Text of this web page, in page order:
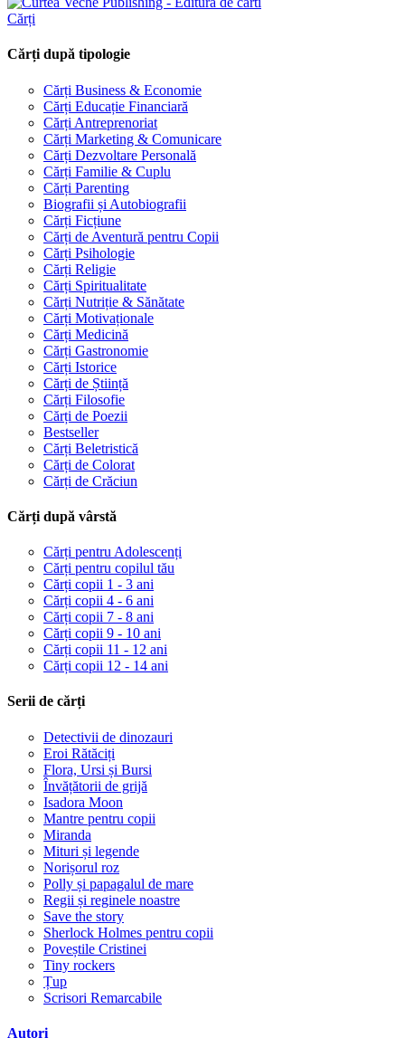
Cărți
Cărți după tipologie
Cărți Business & Economie
Cărți Educație Financiară
Cărți Antreprenoriat
Cărți Marketing & Comunicare
Cărți Dezvoltare Personală
Cărți Familie & Cuplu
Cărți Parenting
Biografii și Autobiografii
Cărți Ficțiune
Cărți de Aventură pentru Copii
Cărți Psihologie
Cărți Religie
Cărți Spiritualitate
Cărți Nutriție & Sănătate
Cărți Motivaționale
Cărți Medicină
Cărți Gastronomie
Cărți Istorice
Cărți de Știință
Cărți Filosofie
Cărți de Poezii
Bestseller
Cărți Beletristică
Cărți de Colorat
Cărți de Crăciun
Cărți după vârstă
Cărți pentru Adolescenți
Cărți pentru copilul tău
Cărți copii 1 - 3 ani
Cărți copii 4 - 6 ani
Cărți copii 7 - 8 ani
Cărți copii 9 - 10 ani
Cărți copii 11 - 12 ani
Cărți copii 12 - 14 ani
Serii de cărți
Detectivii de dinozauri
Eroi Rătăciți
Flora, Ursi și Bursi
Învățătorii de grijă
Isadora Moon
Mantre pentru copii
Miranda
Mituri și legende
Norișorul roz
Polly și papagalul de mare
Regii și reginele noastre
Save the story
Sherlock Holmes pentru copii
Poveștile Cristinei
Tiny rockers
Țup
Scrisori Remarcabile
Autori